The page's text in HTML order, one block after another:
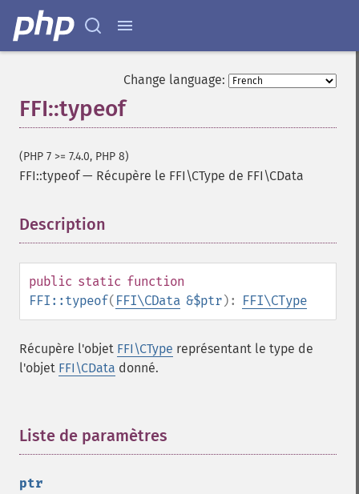
Change language:
FFI::typeof
(PHP 7 >= 7.4.0, PHP 8)
FFI::typeof— Récupère le FFI\CType de FFI\CData
Description
public static function
FFI::typeof( FFI\CData &$ptr): FFI\CType
Récupère l'objet FFI\CType représentant le type de
l'objet FFI\CData donné.
Liste de paramètres
ptr